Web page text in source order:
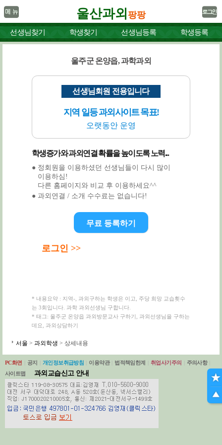
울산과외 팡팡
선생님찾기 학생찾기 선생님등록 학생등록
울주군 온양읍, 과학과외
선생님회원 전용입니다
지역 일등 과외사이트 목표!
오랫동안 운영
학생증가와 과외연결 확률을 높이도록 노력...
● 정회원을 이용하셨던 선생님들이 다시 많이
이용하심!
다른 홈페이지와 비교 후 이용하세요^^
● 과외연결 / 소개 수수료는 없습니다!
무료 등록하기
로그인 >>
* 내용요약 : 지역-, 과외구하는 학생은 이고, 주당 희망 교습횟수
는 3회입니다. 과학 과외선생님 구합니다.
* 태그: 울주군 온양읍 과외방문교사 구하기, 과외선생님을 구하는
데요, 과외상담하기
서울 > 과외학생 > 상세내용
PC화면 공지 개인정보취급방침 이용약관 법적책임한계 취업사기주의 주의사항
사이트맵
과외교습신고 안내